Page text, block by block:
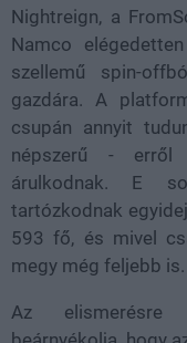
Nightreign, a
Namco
szellemű spin-
gazdára. A
csupán annyit
népszerű - erről
árulkodnak. E
tartózkodnak
593 fő, és mivel
megy még feljebb is.
Az elismerésre